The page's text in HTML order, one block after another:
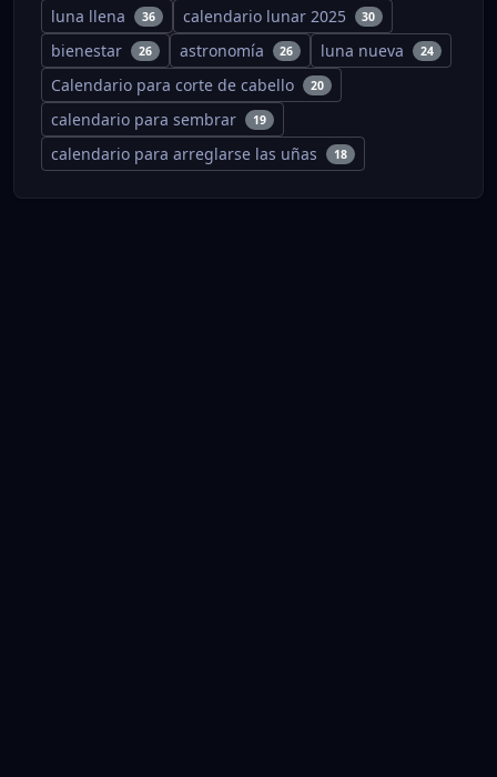
luna llena 36 calendario lunar 2025 30
bienestar 26 astronomía 26 luna nueva 24
Calendario para corte de cabello 20
calendario para sembrar 19
calendario para arreglarse las uñas 18